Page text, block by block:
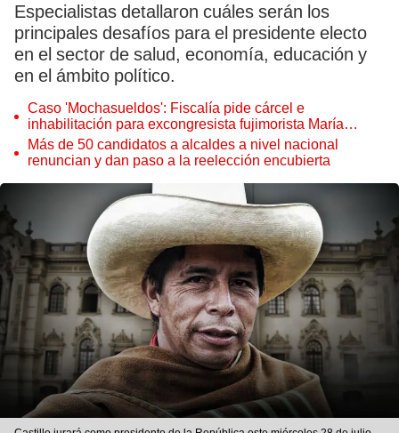
Especialistas detallaron cuáles serán los
principales desafíos para el presidente electo
en el sector de salud, economía, educación y
en el ámbito político.
Caso 'Mochasueldos': Fiscalía pide cárcel e
inhabilitación para excongresista fujimorista María
Cordero Jon Tay
Más de 50 candidatos a alcaldes a nivel nacional
renuncian y dan paso a la reelección encubierta